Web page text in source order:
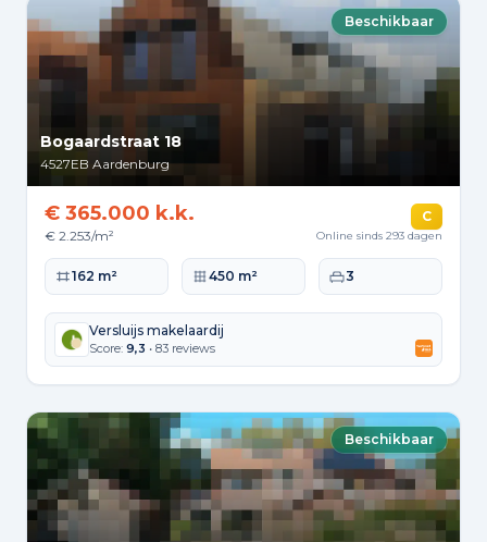
Beschikbaar
Bogaardstraat 18
4527EB Aardenburg
€ 365.000 k.k.
€ 2.253/m²
C
Online sinds 293 dagen
Woonoppervlakte
162 m² Perceeloppervlakte
450 m² Slaapkamers
3
Versluijs makelaardij
Score: 9,3 • 83 reviews
Beschikbaar